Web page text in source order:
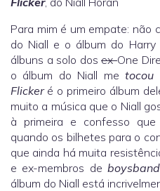
Para mim é um empate: não
do Niall e o álbum do
álbuns a solo dos ex-One
o álbum do Niall me tocou
Flicker é o primeiro álbum
muito a música que o Niall
à primeira e confesso
quando os bilhetes para o
que ainda há muita
e ex-membros de
álbum do Niall está